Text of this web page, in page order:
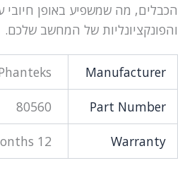
הכבלים, מה שמשפיע באופן
והפונקציונליות של המחשב שלכם.
Manufacturer
Part Number
80560
Warranty
12 months